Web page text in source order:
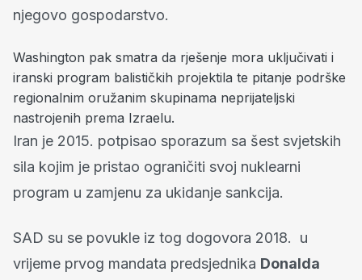
njegovo gospodarstvo.
Washington pak smatra da rješenje mora uključivati i
iranski program balističkih projektila te pitanje podrške
regionalnim oružanim skupinama neprijateljski
nastrojenih prema Izraelu.
Iran je 2015. potpisao sporazum sa šest svjetskih
sila kojim je pristao ograničiti svoj nuklearni
program u zamjenu za ukidanje sankcija.
SAD su se povukle iz tog dogovora 2018. u
vrijeme prvog mandata predsjednika Donalda